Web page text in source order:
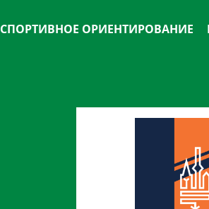
СПОРТИВНОЕ ОРИЕНТИРОВАНИЕ